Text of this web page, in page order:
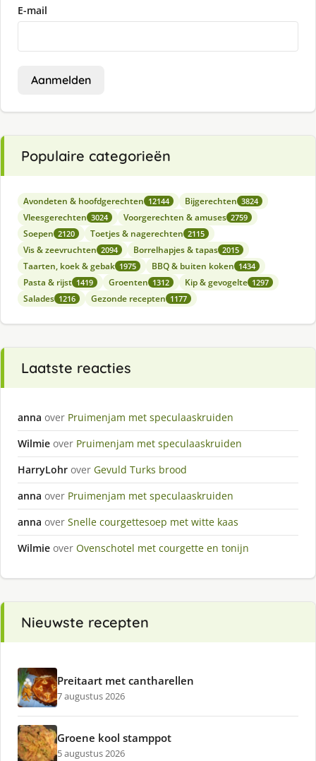
E-mail
Aanmelden
Populaire categorieën
Avondeten & hoofdgerechten 12144 Bijgerechten 3824
Vleesgerechten 3024 Voorgerechten & amuses 2759
Soepen 2120 Toetjes & nagerechten 2115
Vis & zeevruchten 2094 Borrelhapjes & tapas 2015
Taarten, koek & gebak 1975 BBQ & buiten koken 1434
Pasta & rijst 1419 Groenten 1312 Kip & gevogelte 1297
Salades 1216 Gezonde recepten 1177
Laatste reacties
anna over Pruimenjam met speculaaskruiden
Wilmie over Pruimenjam met speculaaskruiden
HarryLohr over Gevuld Turks brood
anna over Pruimenjam met speculaaskruiden
anna over Snelle courgettesoep met witte kaas
Wilmie over Ovenschotel met courgette en tonijn
Nieuwste recepten
Preitaart met cantharellen
7 augustus 2026
Groene kool stamppot
5 augustus 2026